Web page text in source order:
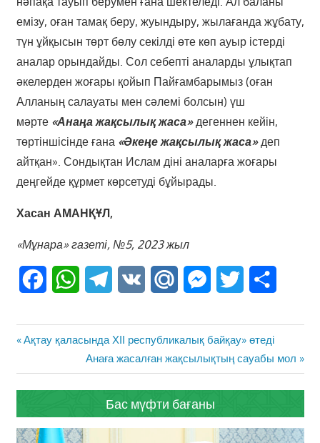
емізу, оған тамақ беру, жуындыру, жылағанда жұбату,
түн ұйқысын төрт бөлу секілді өте көп ауыр істерді
аналар орындайды. Сол себепті аналарды ұлықтап
әкелерден жоғары қойып Пайғамбарымыз (оған
Алланың салауаты мен сәлемі болсын) үш
мәрте «Анаңа жақсылық жаса»дегеннен кейін,
төртіншісінде ғана «Әкеңе жақсылық жаса»деп
айтқан». Сондықтан Ислам діні аналарға жоғары
деңгейде құрмет көрсетуді бұйырады.
Хасан АМАНҚҰЛ,
«Мұнара» газеті, №5, 2023 жыл
FacebookWhatsAppTelegram
VK Mail.Ru Messenger
Twitter
Жазба
навигациясы
Previous
Ақтау қаласында ХІІ республикалық байқау» өтеді
Next
Post:
Анаға жасалған жақсылықтың сауабы мол
Бас мүфти бағаны